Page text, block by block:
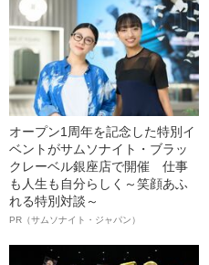
オープン1周年を記念した特別イ
ベントがサムソナイト・ブラッ
クレーベル銀座店で開催 仕事
も人生も自分らしく～笑顔あふ
れる特別対談～
PR（サムソナイト・ジャパン）